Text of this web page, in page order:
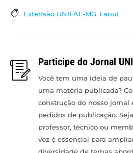
Extensão UNIFAL-MG, Fanut
Participe do Jornal
Você tem uma ideia de
uma matéria publicada?
construção do nosso jornal
pedidos de publicação.
professor, técnico ou
voz é essencial para
diversidade de temas